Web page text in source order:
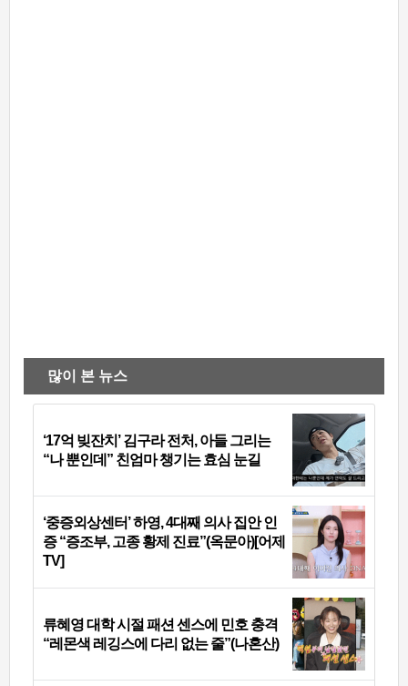
많이 본 뉴스
‘17억 빚잔치’ 김구라 전처, 아들 그리는
“나 뿐인데” 친엄마 챙기는 효심 눈길
‘중증외상센터’ 하영, 4대째 의사 집안 인
증 “증조부, 고종 황제 진료”(옥문아)[어제
TV]
류혜영 대학 시절 패션 센스에 민호 충격
“레몬색 레깅스에 다리 없는 줄”(나혼산)